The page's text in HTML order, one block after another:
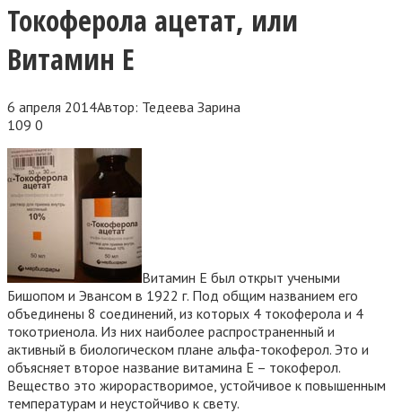
Токоферола ацетат, или
Витамин Е
6 апреля 2014Автор: Тедеева Зарина
109 0
Витамин Е был открыт учеными
Бишопом и Эвансом в 1922 г. Под общим названием его
объединены 8 соединений, из которых 4 токоферола и 4
токотриенола. Из них наиболее распространенный и
активный в биологическом плане альфа-токоферол. Это и
объясняет второе название витамина Е – токоферол.
Вещество это жирорастворимое, устойчивое к повышенным
температурам и неустойчиво к свету.